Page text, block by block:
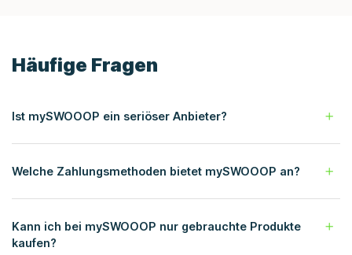
Häufige Fragen
Ist mySWOOOP ein seriöser Anbieter?
Welche Zahlungsmethoden bietet mySWOOOP an?
Kann ich bei mySWOOOP nur gebrauchte Produkte
kaufen?